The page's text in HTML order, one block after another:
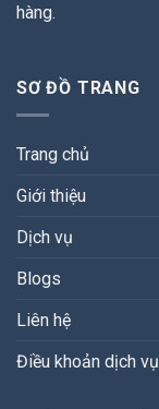
hàng.
SƠ ĐỒ TRANG
Trang chủ
Giới thiệu
Dịch vụ
Blogs
Liên hệ
Điều khoản dịch vụ